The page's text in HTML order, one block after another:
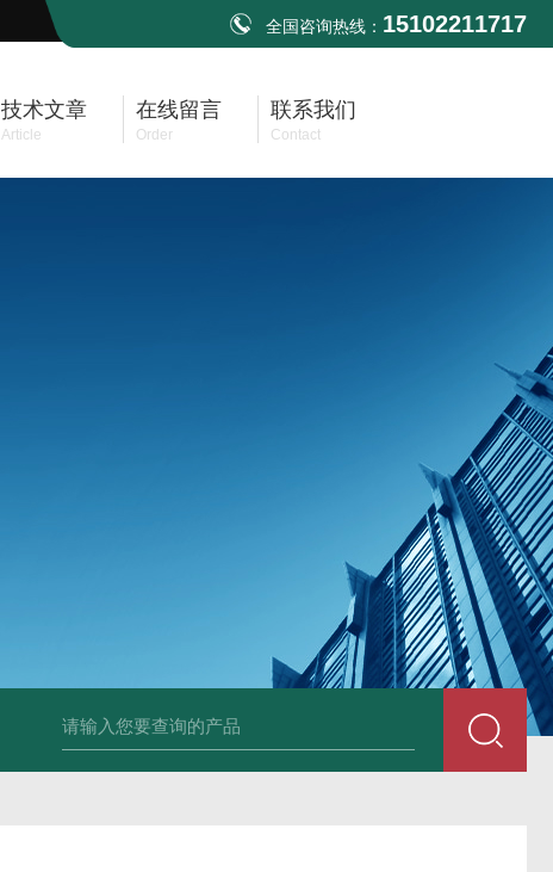
全国咨询热线： 15102211717
技术文章
Article
在线留言
Order
联系我们
Contact
全自动多功能建材冻融试验机（负50度） TG-17A塑料薄